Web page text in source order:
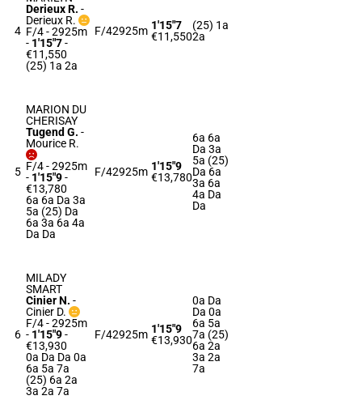
4
Derieux R. -
Derieux R.
F/4 - 2925m
- 1'15"7-
€11,550
(25) 1a 2a
F/42925m 1'15"7
€11,550
(25) 1a
2a
5
MARION DU
CHERISAY
Tugend G. -
Mourice R.
F/4 - 2925m
- 1'15"9-
€13,780
6a 6a Da 3a
5a (25) Da
6a 3a 6a 4a
Da Da
F/42925m 1'15"9
€13,780
6a 6a
Da 3a
5a (25)
Da 6a
3a 6a
4a Da
Da
6
MILADY
SMART
Cinier N. -
Cinier D.
F/4 - 2925m
- 1'15"9-
€13,930
0a Da Da 0a
6a 5a 7a
(25) 6a 2a
3a 2a 7a
F/42925m 1'15"9
€13,930
0a Da
Da 0a
6a 5a
7a (25)
6a 2a
3a 2a
7a